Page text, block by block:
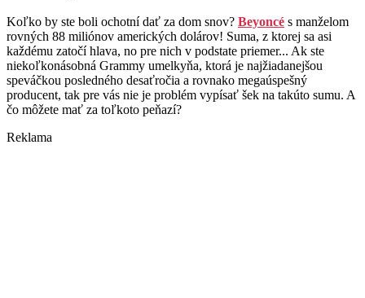
Koľko by ste boli ochotní dať za dom snov? Beyoncé s manželom
rovných 88 miliónov amerických dolárov! Suma, z ktorej sa asi
každému zatočí hlava, no pre nich v podstate priemer... Ak ste
niekoľkonásobná Grammy umelkyňa, ktorá je najžiadanejšou
speváčkou posledného desaťročia a rovnako megaúspešný
producent, tak pre vás nie je problém vypísať šek na takúto sumu. A
čo môžete mať za toľkoto peňazí?
Reklama